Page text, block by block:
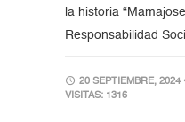
la historia
Responsabilidad
20 SEPTIEMBRE, 2024
VISITAS: 1316